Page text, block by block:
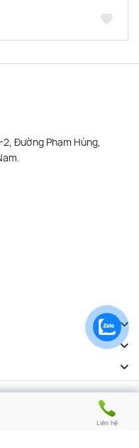
2, Đường Phạm Hùng,
Reserved
dụng Liên hệ